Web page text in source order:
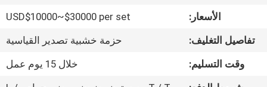
جولة
في
المعمل
الأسعار:
USD$10000~$30000 per set
تفاصيل التغليف:
حزمة خشبية تصدير القياسية
وقت التسليم:
خلال 15 يوم عمل